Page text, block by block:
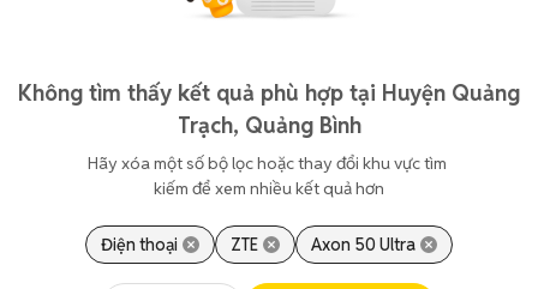
Không tìm thấy kết quả phù hợp tại Huyện Quảng
Trạch, Quảng Bình
Hãy xóa một số bộ lọc hoặc thay đổi khu vực tìm
kiếm để xem nhiều kết quả hơn
Điện thoại ZTE Axon 50 Ultra